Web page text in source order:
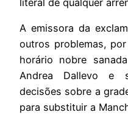
A emissora da
outros problemas,
horário nobre
Andrea Dallevo e
decisões sobre a
para substituir a